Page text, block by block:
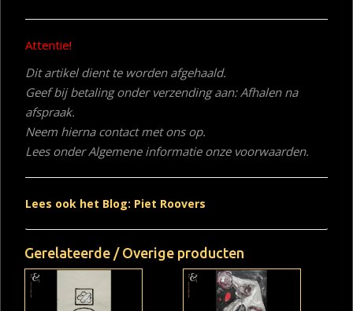
Attentie!
Dit artikel dient te worden afgehaald.
Geef bij betaling onder verzending aan: Afhalen na
afspraak.
Neem hierna contact met ons op.
Lees onder Algemene informatie onze voorwaarden.
Lees ook het Blog: Piet Roovers
Gerelateerde / Overige producten